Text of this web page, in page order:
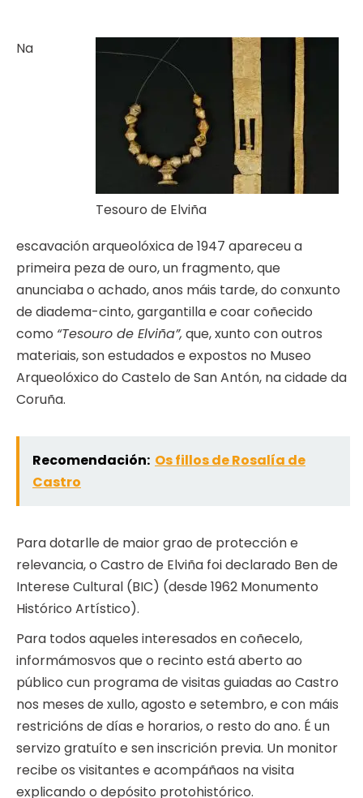
Tesouro de Elviña
Na
escavación arqueolóxica de 1947 apareceu a
primeira peza de ouro, un fragmento, que
anunciaba o achado, anos máis tarde, do conxunto
de diadema-cinto, gargantilla e coar coñecido
como “Tesouro de Elviña”, que, xunto con outros
materiais, son estudados e expostos no Museo
Arqueolóxico do Castelo de San Antón, na cidade da
Coruña.
Recomendación: Os fillos de Rosalía de
Castro
Para dotarlle de maior grao de protección e
relevancia, o Castro de Elviña foi declarado Ben de
Interese Cultural (BIC) (desde 1962 Monumento
Histórico Artístico).
Para todos aqueles interesados en coñecelo,
informámosvos que o recinto está aberto ao
público cun programa de visitas guiadas ao Castro
nos meses de xullo, agosto e setembro, e con máis
restricións de días e horarios, o resto do ano. É un
servizo gratuíto e sen inscrición previa. Un monitor
recibe os visitantes e acompáñaos na visita
explicando o depósito protohistórico.